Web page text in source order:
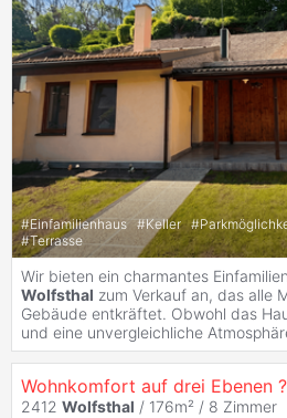
#Einfamilienhaus #Keller #
#Terrasse
Wir bieten ein charmantes
Wolfsthal zum Verkauf an, das alle
Gebäude entkräftet. Obwohl das
und eine unvergleichliche
2412 Wolfsthal / 176m² / 8 Zimmer